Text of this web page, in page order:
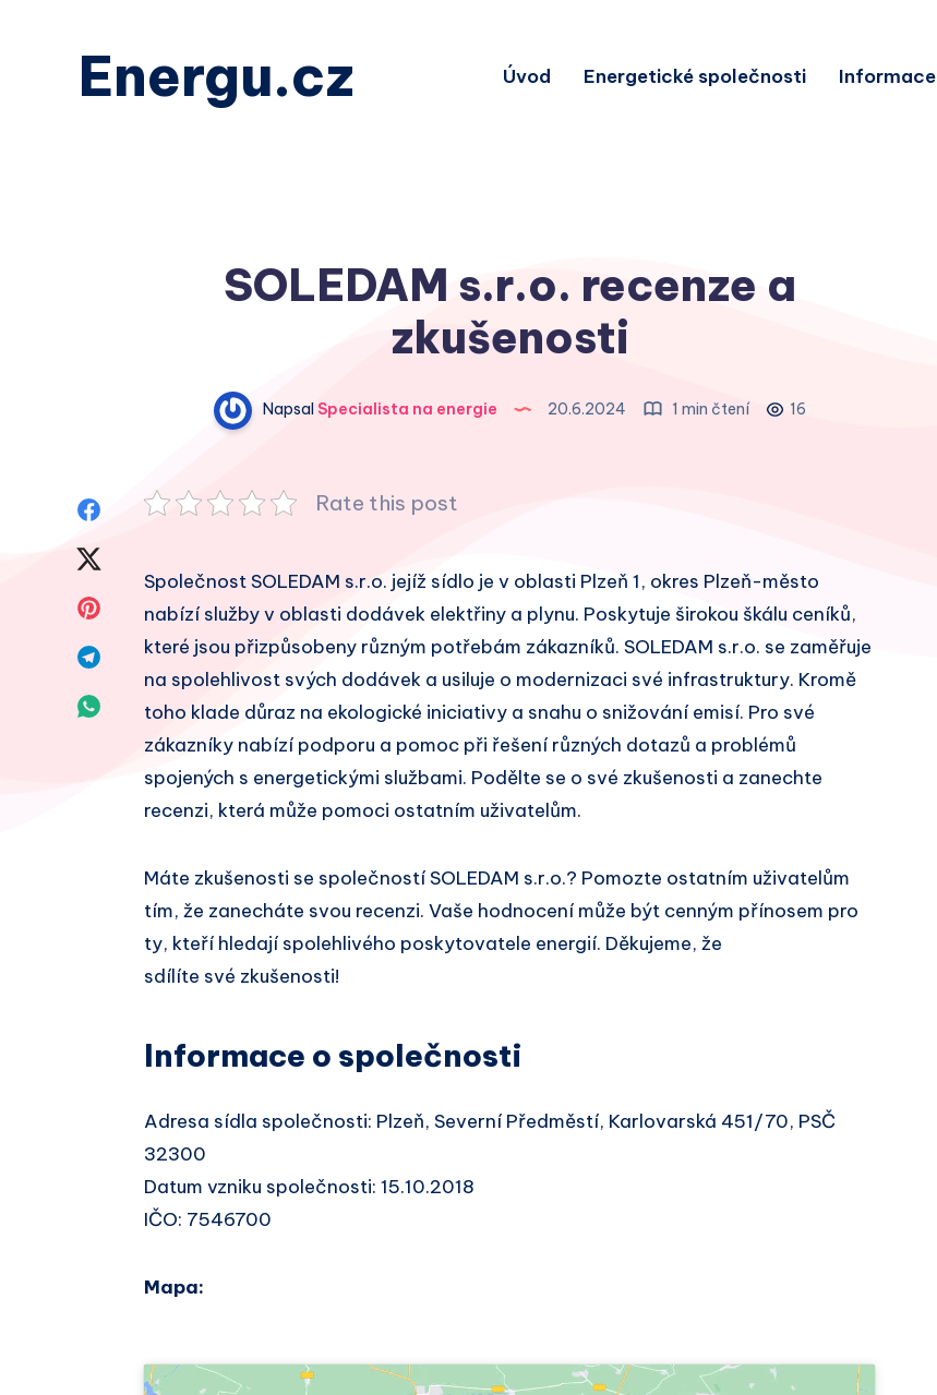
Energu.cz Úvod Energetické společnosti Informace
SOLEDAM s.r.o. recenze a
zkušenosti
NapsalSpecialista na energie 20.6.2024 1 min čtení 16
Sdílet
Facebook
Twitter
Sdílet
Pinterest
Sdílet
Telegram
Sdílet
Whatsapp
Rate this post
Společnost SOLEDAM s.r.o. jejíž sídlo je v oblasti Plzeň 1, okres Plzeň-město
nabízí služby v oblasti dodávek elektřiny a plynu. Poskytuje širokou škálu ceníků,
které jsou přizpůsobeny různým potřebám zákazníků. SOLEDAM s.r.o. se zaměřuje
na spolehlivost svých dodávek a usiluje o modernizaci své infrastruktury. Kromě
toho klade důraz na ekologické iniciativy a snahu o snižování emisí. Pro své
zákazníky nabízí podporu a pomoc při řešení různých dotazů a problémů
spojených s energetickými službami. Podělte se o své zkušenosti a zanechte
recenzi, která může pomoci ostatním uživatelům.
Máte zkušenosti se společností SOLEDAM s.r.o.? Pomozte ostatním uživatelům
tím, že zanecháte svou recenzi. Vaše hodnocení může být cenným přínosem pro
ty, kteří hledají spolehlivého poskytovatele energií. Děkujeme, že
sdílíte své zkušenosti!
Informace o společnosti
Adresa sídla společnosti: Plzeň, Severní Předměstí, Karlovarská 451/70, PSČ
32300
Datum vzniku společnosti: 15.10.2018
IČO: 7546700
Mapa: